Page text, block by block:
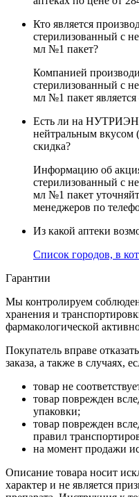
Кто является
стерилизованный с
мл №1 пакет?
Компанией
стерилизованный с
мл №1 пакет
Есть ли на НУТРИЭН
нейтральным вкусом
скидка?
Информацию об
стерилизованный с
мл №1 пакет
менеджеров по
Из какой аптеки
Список городов, в
Гарантии
Мы контролируем
хранения и
фармакологической
Покупатель вправе
заказа, а также в случаях,
товар не
товар поврежден
упаковки;
товар поврежден
правил
на момент продажи
Описание товара носит
характер и не является